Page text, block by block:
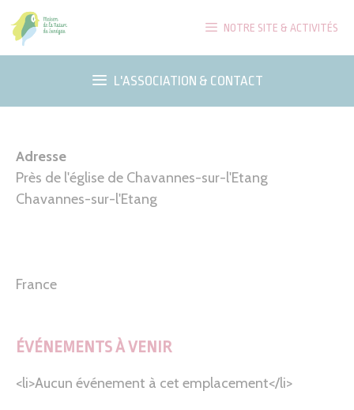
Aller
au
contenu
NOTRE SITE & ACTIVITÉS
L'ASSOCIATION & CONTACT
Adresse
Près de l'église de Chavannes-sur-l'Etang
Chavannes-sur-l'Etang
France
ÉVÉNEMENTS À VENIR
<li>Aucun événement à cet emplacement</li>